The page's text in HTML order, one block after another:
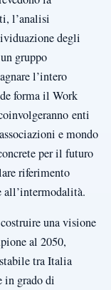
l’analisi
degli
gruppo
l’intero
forma il Work
enti
e mondo
per il futuro
riferimento
all’intermodalità.
una visione
al 2050,
tra Italia
in grado di